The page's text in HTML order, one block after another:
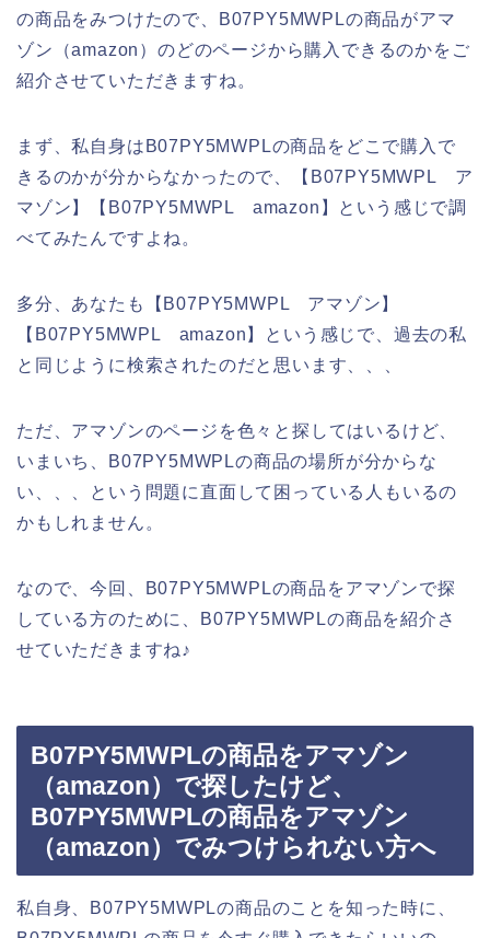
の商品をみつけたので、B07PY5MWPLの商品がアマ
ゾン（amazon）のどのページから購入できるのかをご
紹介させていただきますね。
まず、私自身はB07PY5MWPLの商品をどこで購入で
きるのかが分からなかったので、【B07PY5MWPL ア
マゾン】【B07PY5MWPL amazon】という感じで調
べてみたんですよね。
多分、あなたも【B07PY5MWPL アマゾン】
【B07PY5MWPL amazon】という感じで、過去の私
と同じように検索されたのだと思います、、、
ただ、アマゾンのページを色々と探してはいるけど、
いまいち、B07PY5MWPLの商品の場所が分からな
い、、、という問題に直面して困っている人もいるの
かもしれません。
なので、今回、B07PY5MWPLの商品をアマゾンで探
している方のために、B07PY5MWPLの商品を紹介さ
せていただきますね♪
B07PY5MWPLの商品をアマゾン
（amazon）で探したけど、
B07PY5MWPLの商品をアマゾン
（amazon）でみつけられない方へ
私自身、B07PY5MWPLの商品のことを知った時に、